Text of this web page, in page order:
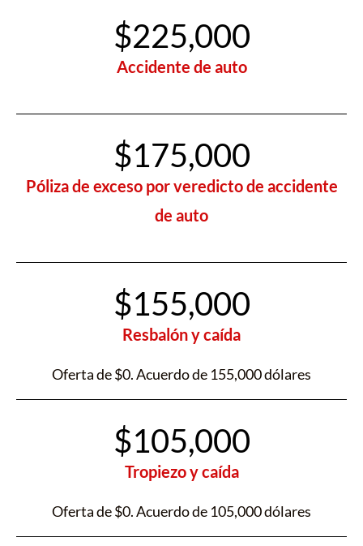
$225,000
Accidente de auto
$175,000
Póliza de exceso por veredicto de accidente
de auto
$155,000
Resbalón y caída
Oferta de $0. Acuerdo de 155,000 dólares
$105,000
Tropiezo y caída
Oferta de $0. Acuerdo de 105,000 dólares